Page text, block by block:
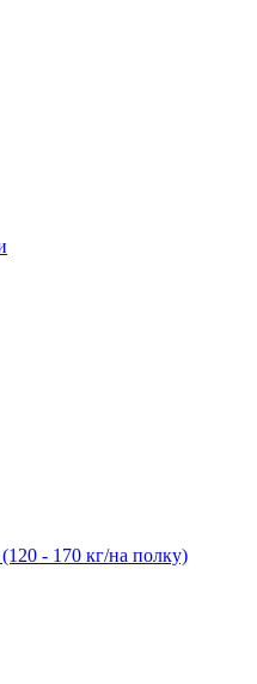
- 170 кг/на полку)